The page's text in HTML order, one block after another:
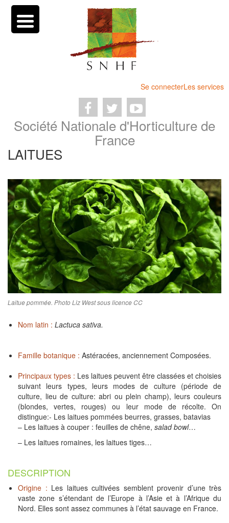
Se connecterLes services
Société Nationale d'Horticulture de
France
LAITUES
Laitue pommée. Photo Liz West sous licence CC
Nom latin : Lactuca sativa.
Famille botanique : Astéracées, anciennement Composées.
Principaux types : Les laitues peuvent être classées et choisies
suivant leurs types, leurs modes de culture (période de
culture, lieu de culture: abri ou plein champ), leurs couleurs
(blondes, vertes, rouges) ou leur mode de récolte. On
distingue:- Les laitues pommées beurres, grasses, batavias
– Les laitues à couper : feuilles de chêne, salad bowl…
– Les laitues romaines, les laitues tiges…
DESCRIPTION
Origine : Les laitues cultivées semblent provenir d’une très
vaste zone s’étendant de l’Europe à l’Asie et à l’Afrique du
Nord. Elles sont assez communes à l’état sauvage en France.